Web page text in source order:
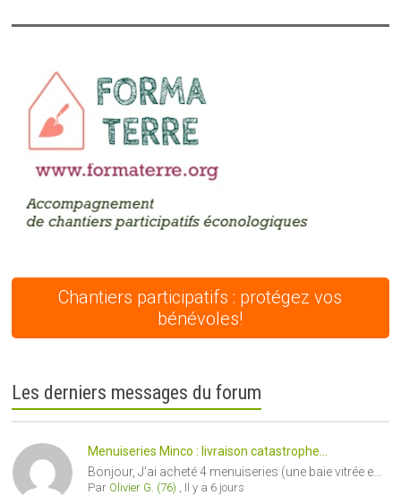
Chantiers participatifs : protégez vos
bénévoles!
Les derniers messages du forum
Menuiseries Minco : livraison catastrophe...
Bonjour, J'ai acheté 4 menuiseries (une baie vitrée e...
Par Olivier G. (76) Il y a 6 jours